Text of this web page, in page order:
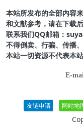
本站所发布的全部内容
和文献参考，请在下载
联系我们QQ邮箱：
不得倒卖、行骗、传播
本站一切资源不代表本
E-
友链申请 网站地